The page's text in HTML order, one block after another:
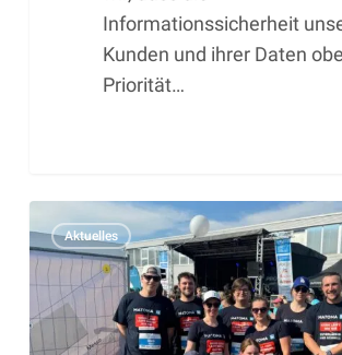
Informationssicherheit
Kunden und ihrer Daten
Priorität…
Matoma
GmbH
beim
7.
Badeparadies
Aktuelles